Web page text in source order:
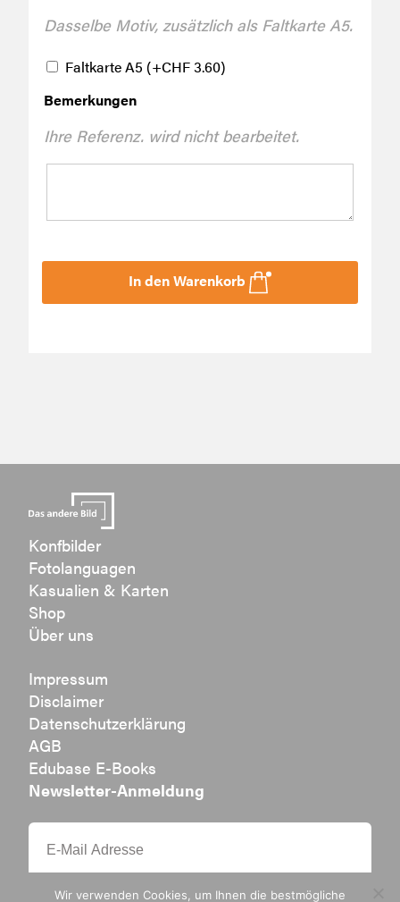
Dasselbe Motiv, zusätzlich als Faltkarte A5.
Faltkarte A5 (+CHF3.60)
Bemerkungen
Ihre Referenz. wird nicht bearbeitet.
In den Warenkorb
Konfbilder
Fotolanguagen
Kasualien & Karten
Shop
Über uns
Impressum
Disclaimer
Datenschutzerklärung
AGB
Edubase E-Books
Newsletter-Anmeldung
Wir verwenden Cookies, um Ihnen die bestmögliche